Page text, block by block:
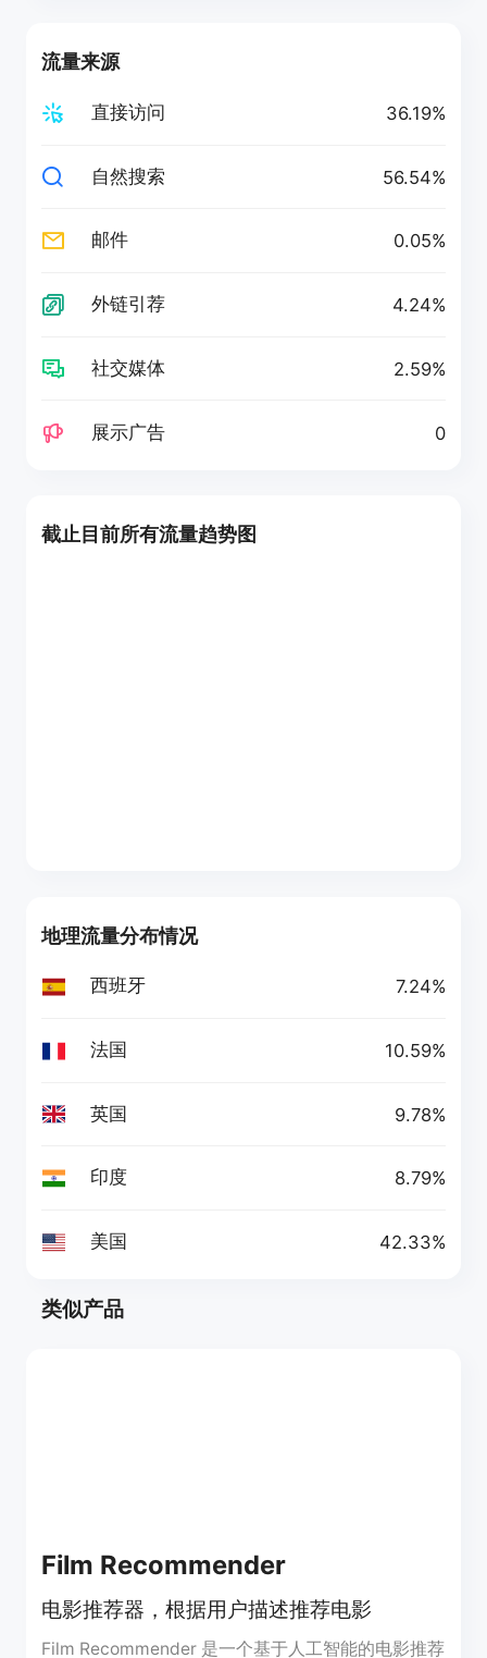
流量来源
直接访问 36.19%
自然搜索 56.54%
邮件 0.05%
外链引荐 4.24%
社交媒体 2.59%
展示广告 0
截止目前所有流量趋势图
地理流量分布情况
西班牙 7.24%
法国 10.59%
英国 9.78%
印度 8.79%
美国 42.33%
类似产品
Film Recommender
电影推荐器，根据用户描述推荐电影
Film Recommender 是一个基于人工智能的电影推荐